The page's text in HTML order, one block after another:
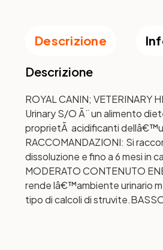
Descrizione
Descrizione
ROYAL CANIN;
Urinary S/O Ã¨ un alimento
proprietÃ acidificanti
RACCOMANDAZIONI: Si
dissoluzione e fino a 6 mesi in
MODERATO CONTENUTO
rende lâ€™ambiente urinario
tipo di calcoli di struvite.